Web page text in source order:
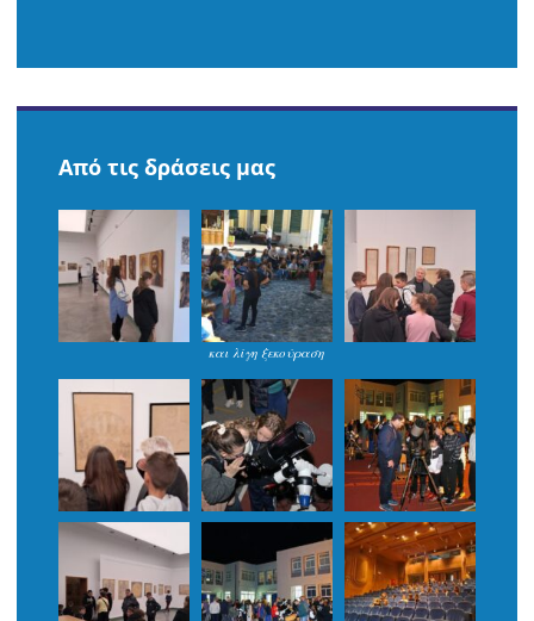
Από τις δράσεις μας
και λίγη ξεκούραση